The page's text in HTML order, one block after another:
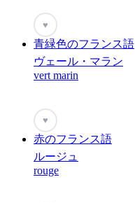
♥
青緑色のフランス語
ヴェール・マラン
vert marin
♥
赤のフランス語
ルージュ
rouge